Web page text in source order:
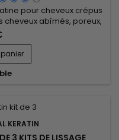
pour cheveux crépus
abîmés, poreux,
secs, ternes et lutte
lissage brésilien pour
% les cheveux bouclés,
une finition brillante et...
KERATIN
3 KITS DE LISSAGE